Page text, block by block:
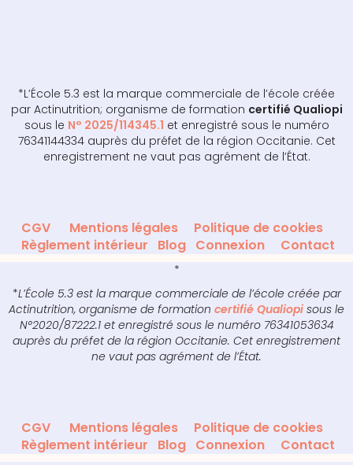
*L’École 5.3 est la marque commerciale de l’école créée
par Actinutrition; organisme de formation certifié Qualiopi
sous le N° 2025/114345.1 et enregistré sous le numéro
76341144334 auprès du préfet de la région Occitanie. Cet
enregistrement ne vaut pas agrément de l’État.
CGV Mentions légales
Politique de cookies
Règlement intérieur
Blog Connexion Contact
*
*L’École 5.3 est la marque commerciale de l’école créée par
Actinutrition, organisme de formation certifié Qualiopi sous le
N°2020/87222.1 et enregistré sous le numéro 76341053634
auprès du préfet de la région Occitanie. Cet enregistrement
ne vaut pas agrément de l’État.
CGV Mentions légales
Politique de cookies
Règlement intérieur
Blog Connexion Contact